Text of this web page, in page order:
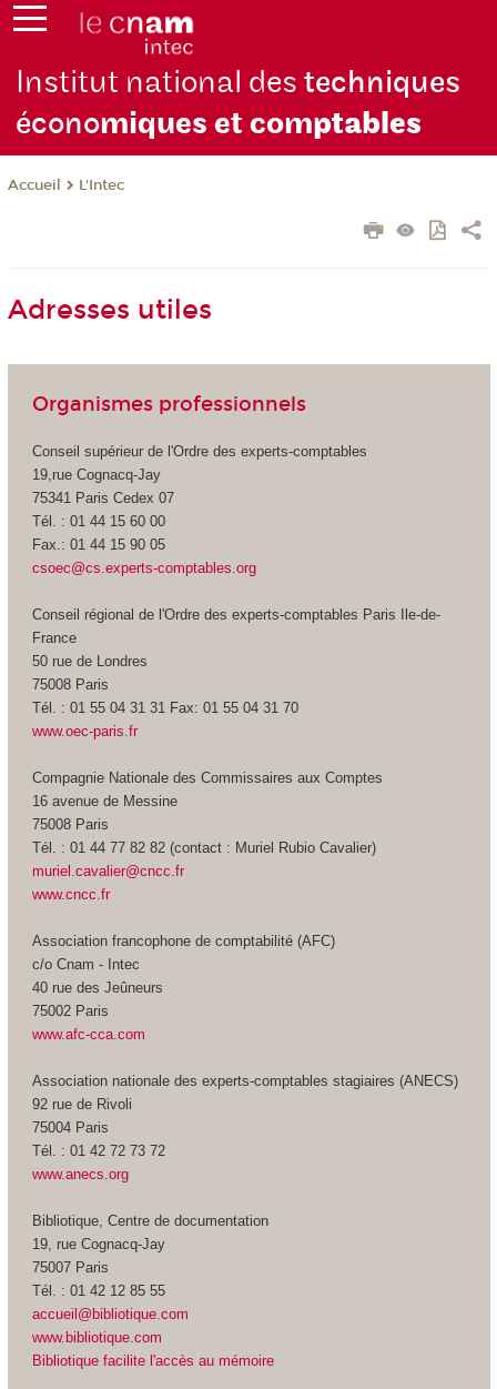
Institut national destechniques
économiques et comptables
Accueil L'Intec
Adresses utiles
Organismes professionnels
Conseil supérieur de l'Ordre des experts-comptables
19,rue Cognacq-Jay
75341 Paris Cedex 07
Tél. : 01 44 15 60 00
Fax.: 01 44 15 90 05
csoec@cs.experts-comptables.org
Conseil régional de l'Ordre des experts-comptables Paris Ile-de-
France
50 rue de Londres
75008 Paris
Tél. : 01 55 04 31 31 Fax: 01 55 04 31 70
www.oec-paris.fr
Compagnie Nationale des Commissaires aux Comptes
16 avenue de Messine
75008 Paris
Tél. : 01 44 77 82 82 (contact : Muriel Rubio Cavalier)
muriel.cavalier@cncc.fr
www.cncc.fr
Association francophone de comptabilité (AFC)
c/o Cnam - Intec
40 rue des Jeûneurs
75002 Paris
www.afc-cca.com
Association nationale des experts-comptables stagiaires (ANECS)
92 rue de Rivoli
75004 Paris
Tél. : 01 42 72 73 72
www.anecs.org
Bibliotique, Centre de documentation
19, rue Cognacq-Jay
75007 Paris
Tél. : 01 42 12 85 55
accueil@bibliotique.com
www.bibliotique.com
Bibliotique facilite l'accès au mémoire